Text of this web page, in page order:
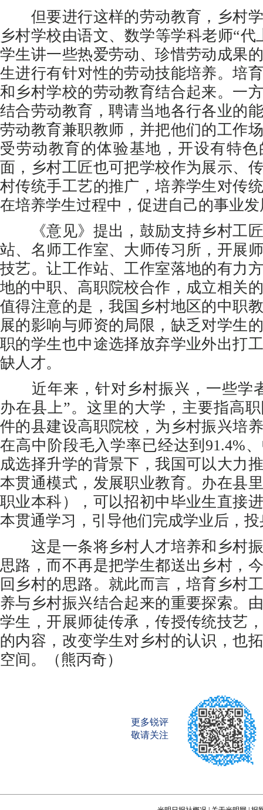
但要进行这样的劳动教育，乡村学
乡村学校由语文、数学等学科老师“代
学生讲一些热爱劳动、珍惜劳动成果
生进行有针对性的劳动技能培养。培
和乡村学校的劳动教育结合起来。一
结合劳动教育，聘请当地各行各业的
劳动教育兼职教师，并把他们的工作
受劳动教育的体验基地，开设有特
面，乡村工匠也可把学校作为展示、
村传统手工艺的推广，培养学生对传
在培养学生过程中，促进自己的事业
《意见》提出，鼓励支持乡村工匠
站、名师工作室、大师传习所，开展
技艺。让工作站、工作室落地的有力
地的中职、高职院校合作，成立相关
值得注意的是，我国乡村地区的中职
展的影响与师资的局限，缺乏对学生
职的学生也中途选择放弃学业外出打
缺人才。
近年来，针对乡村振兴，一些学
办在县上”。这里的大学，主要指高
件的县建设高职院校，为乡村振兴培
在高中阶段毛入学率已经达到91.4%
成选择升学的背景下，我国可以大力
本贯通模式，发展职业教育。办在县
职业本科），可以招初中毕业生直接
本贯通学习，引导他们完成学业后，
这是一条将乡村人才培养和乡村振
思路，而不再是把学生都送出乡村，
回乡村的思路。就此而言，培育乡村
养与乡村振兴结合起来的重要探索。
学生，开展师徒传承，传授传统技艺
的内容，改变学生对乡村的认识，也
空间。（熊丙奇）
更多锐评
敬请关注